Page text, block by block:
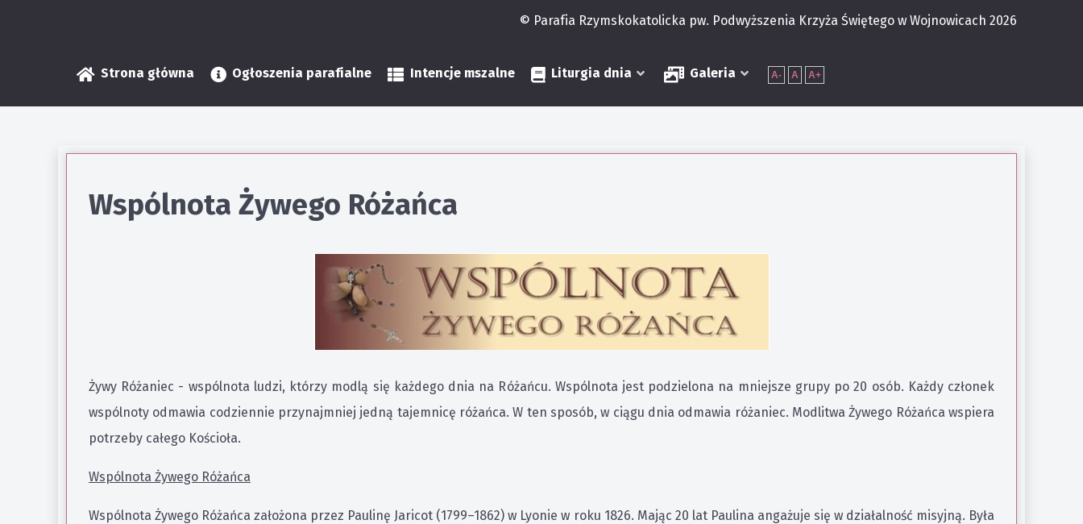
© Parafia Rzymskokatolicka pw. Podwyższenia Krzyża Świętego w Wojnowicach 2026
Strona główna Ogłoszenia parafialne Intencje mszalne Liturgia dnia Galeria A- A A+
Wspólnota Żywego Różańca
Żywy Różaniec - wspólnota ludzi, którzy modlą się każdego dnia na Różańcu. Wspólnota jest podzielona na mniejsze grupy po 20 osób. Każdy członek
wspólnoty odmawia codziennie przynajmniej jedną tajemnicę różańca. W ten sposób, w ciągu dnia odmawia różaniec. Modlitwa Żywego Różańca wspiera
potrzeby całego Kościoła.
Wspólnota Żywego Różańca
Wspólnota Żywego Różańca założona przez Paulinę Jaricot (1799–1862) w Lyonie w roku 1826. Mając 20 lat Paulina angażuje się w działalność misyjną. Była